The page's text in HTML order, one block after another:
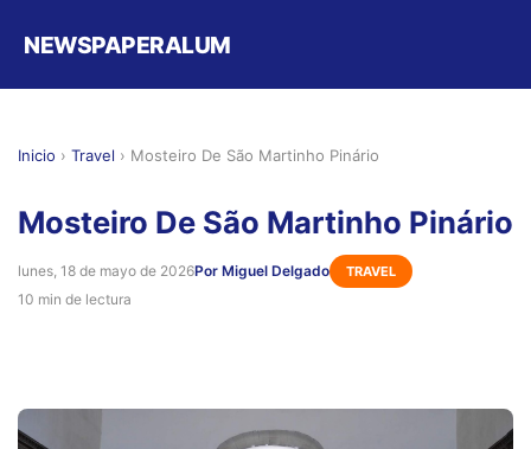
NEWSPAPERALUM
Inicio › Travel › Mosteiro De São Martinho Pinário
Mosteiro De São Martinho Pinário
lunes, 18 de mayo de 2026Por Miguel Delgado TRAVEL
10 min de lectura